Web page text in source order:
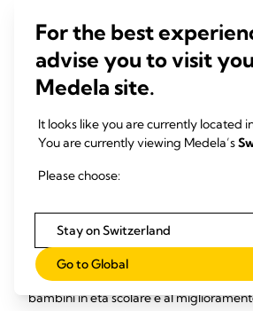
bambino ingerisce da milioni a miliardi
presenti a migliaia in ogni millilitro di
cellule staminali", continua.
20,21
un compito specifico per il
tuo bambino; sono in corso delle
benefici al neonato durante
termine".
È risaputo che l'allattamento al seno
vantaggio di ben tre punti nel QI dei
rispetto a quelli che non lo sono mai stati.
Inoltre, l'allattamento al seno oltre i sei
a una quantità inferiore di problemi
bambini in età scolare e al
For the best
advise you to visit
Medela site.
It looks like you are currently located
You are currently viewing Medela’s
Please choose:
Stay on Switzerland
Go to Global